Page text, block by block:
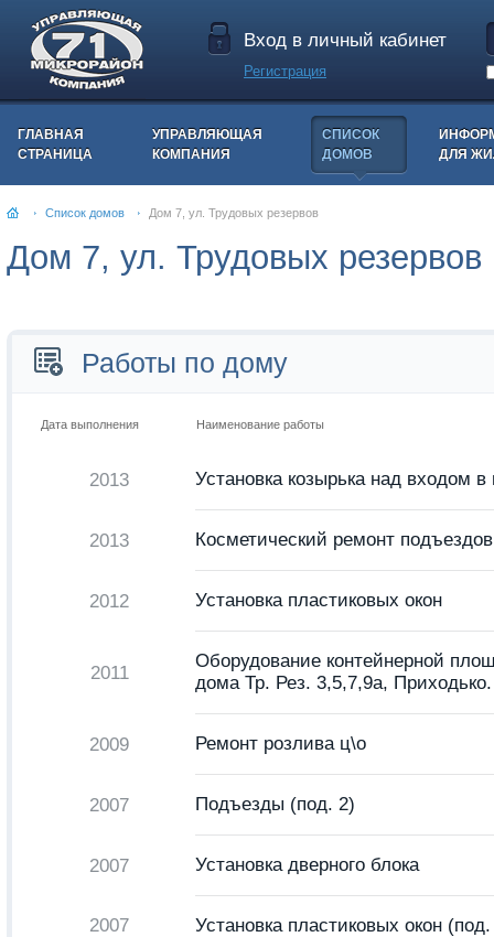
Вход в личный кабинет
Регистрация
ГЛАВНАЯ
СТРАНИЦА
УПРАВЛЯЮЩАЯ
КОМПАНИЯ
СПИСОК
ДОМОВ
ДЛЯ
Список домов Дом 7, ул. Трудовых резервов
Дом 7, ул. Трудовых резервов
Работы по дому
Дата выполнения Наименование работы
2013 Установка козырька над входом в
2013 Косметический ремонт подъездов
2012 Установка пластиковых окон
2011
Оборудование контейнерной
дома Тр. Рез. 3,5,7,9а,
2009 Ремонт розлива ц\о
2007 Подъезды (под. 2)
2007 Установка дверного блока
2007 Установка пластиковых окон